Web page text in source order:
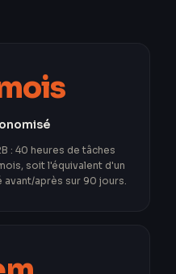
: 40 heures de tâches
soit l'équivalent d'un
avant/après sur 90 jours.